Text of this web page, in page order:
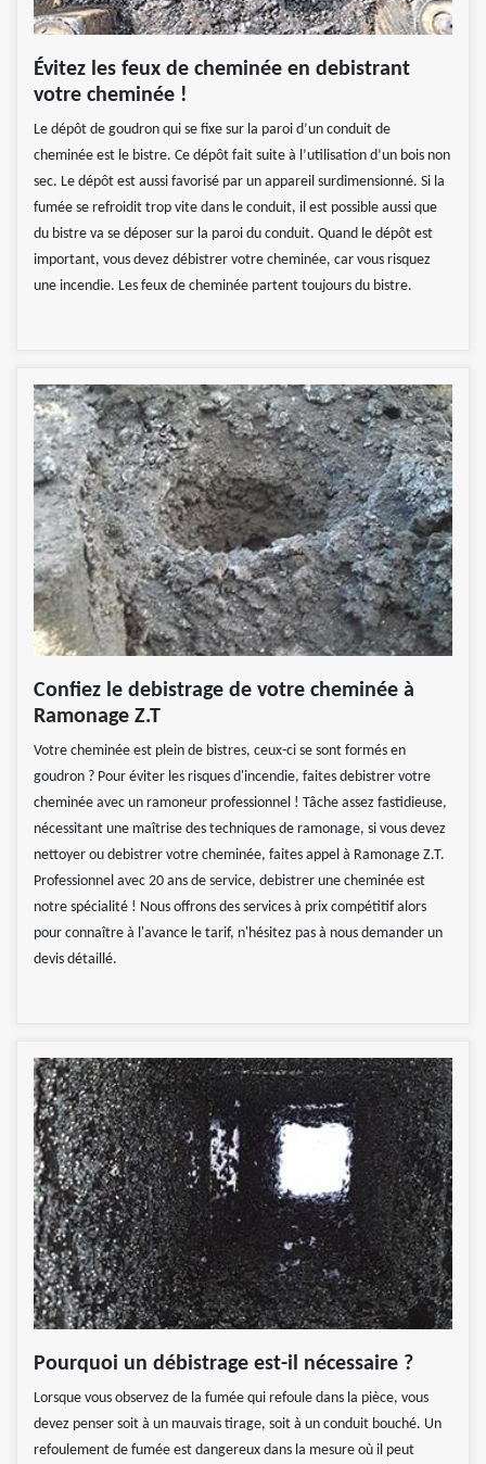
Évitez les feux de cheminée en debistrant
votre cheminée !
Le dépôt de goudron qui se fixe sur la paroi d’un conduit de
cheminée est le bistre. Ce dépôt fait suite à l’utilisation d’un bois non
sec. Le dépôt est aussi favorisé par un appareil surdimensionné. Si la
fumée se refroidit trop vite dans le conduit, il est possible aussi que
du bistre va se déposer sur la paroi du conduit. Quand le dépôt est
important, vous devez débistrer votre cheminée, car vous risquez
une incendie. Les feux de cheminée partent toujours du bistre.
Confiez le debistrage de votre cheminée à
Ramonage Z.T
Votre cheminée est plein de bistres, ceux-ci se sont formés en
goudron ? Pour éviter les risques d'incendie, faites debistrer votre
cheminée avec un ramoneur professionnel ! Tâche assez fastidieuse,
nécessitant une maîtrise des techniques de ramonage, si vous devez
nettoyer ou debistrer votre cheminée, faites appel à Ramonage Z.T.
Professionnel avec 20 ans de service, debistrer une cheminée est
notre spécialité ! Nous offrons des services à prix compétitif alors
pour connaître à l'avance le tarif, n'hésitez pas à nous demander un
devis détaillé.
Pourquoi un débistrage est-il nécessaire ?
Lorsque vous observez de la fumée qui refoule dans la pièce, vous
devez penser soit à un mauvais tirage, soit à un conduit bouché. Un
refoulement de fumée est dangereux dans la mesure où il peut